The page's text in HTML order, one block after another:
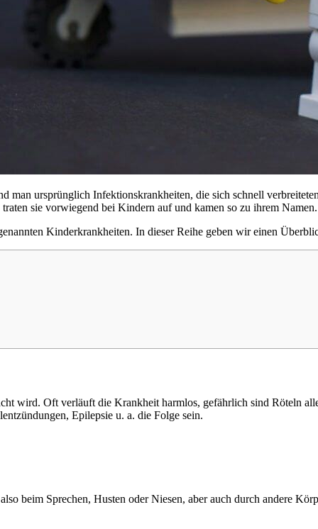
man ursprünglich Infektionskrankheiten, die sich schnell
sie vorwiegend bei Kindern auf und kamen so zu ihrem Namen.
Kinderkrankheiten. In dieser Reihe geben wir einen
wird. Oft verläuft die Krankheit harmlos, gefährlich sind Röteln
Epilepsie u. a. die Folge sein.
beim Sprechen, Husten oder Niesen, aber auch durch andere